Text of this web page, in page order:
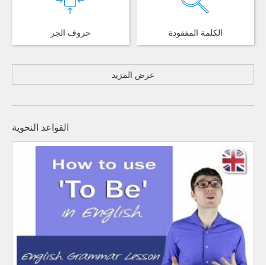
حروف الجر الكلمة المفقودة
عرض المزيد
القواعد النحوية